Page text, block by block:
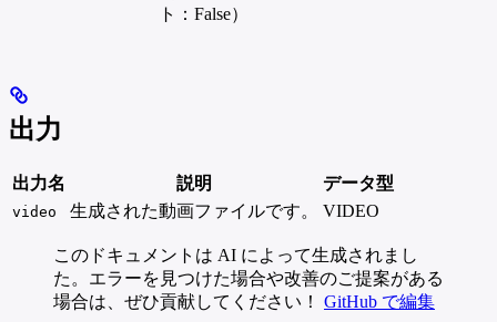
ト：False）
出力
出力名 説明 データ型
video 生成された動画ファイルです。 VIDEO
このドキュメントは AI によって生成されまし
た。エラーを見つけた場合や改善のご提案がある
場合は、ぜひ貢献してください！ GitHub で編集